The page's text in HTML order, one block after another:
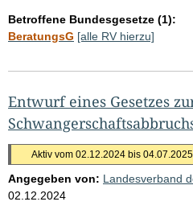
Betroffene Bundesgesetze (1):
BeratungsG [alle RV hierzu]
Entwurf eines Gesetzes
Aktiv vom 02.12.2024 bis 04.07.2025
Angegeben von: Landesverband
02.12.2024